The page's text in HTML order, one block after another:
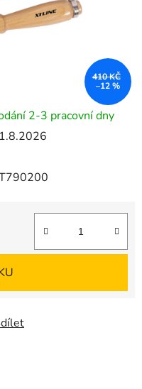
2-3 pracovní dny
410 KČ
–12 %